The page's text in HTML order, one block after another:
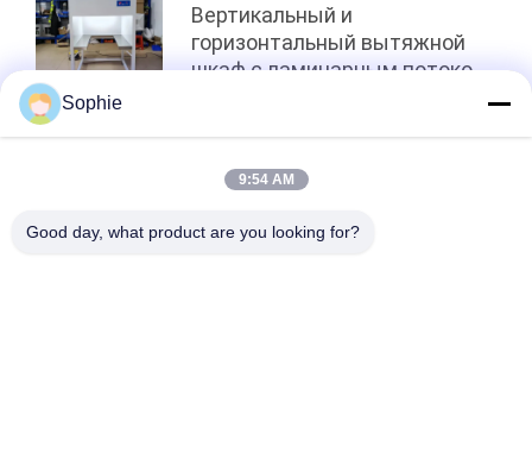
Вертикальный и
горизонтальный вытяжной
шкаф с ламинарным потоком:
Топ
Sophie
9:54 AM
Good day, what product are you looking for?